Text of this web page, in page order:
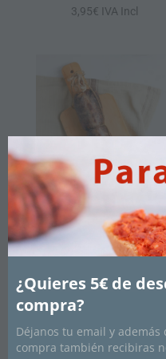
3,95€ IVA Incl
«Botifarra» de carne
IVA Incl
¿Quieres 5€ de
compra?
Déjanos tu email y
compra también recibiras